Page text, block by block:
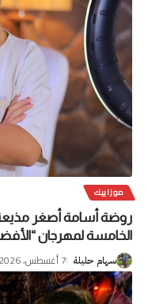
موزاييك
روضة أسامة أصغر مذيعة
الخامسة لمهرجان
سهام حليلة 7 أغسطس، 2026